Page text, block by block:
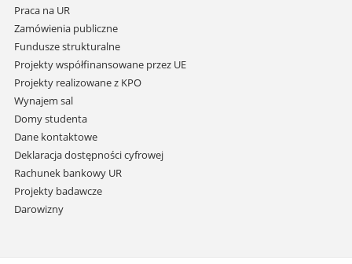
Praca na UR
Zamówienia publiczne
Fundusze strukturalne
Projekty współfinansowane przez UE
Projekty realizowane z KPO
Wynajem sal
Domy studenta
Dane kontaktowe
Deklaracja dostępności cyfrowej
Rachunek bankowy UR
Projekty badawcze
Darowizny